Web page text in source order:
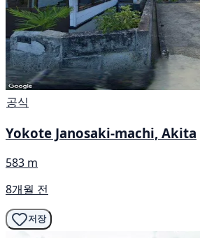
공식
Yokote Janosaki-machi, Akita
583 m
8개월 전
저장